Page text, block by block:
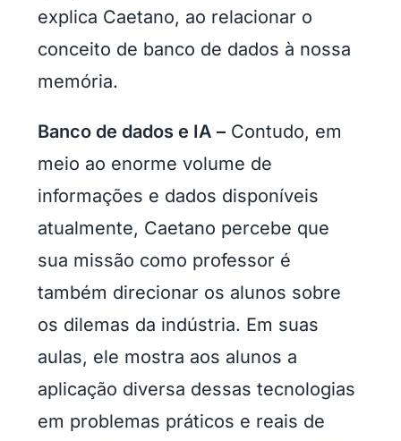
explica Caetano, ao relacionar o
conceito de banco de dados à nossa
memória.
Banco de dados e IA – Contudo, em
meio ao enorme volume de
informações e dados disponíveis
atualmente, Caetano percebe que
sua missão como professor é
também direcionar os alunos sobre
os dilemas da indústria. Em suas
aulas, ele mostra aos alunos a
aplicação diversa dessas tecnologias
em problemas práticos e reais de